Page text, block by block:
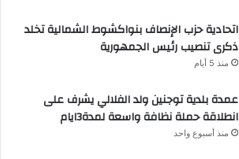
اتحادية حزب الإنصاف بنواكشوط الشمالية تخلد
ذكرى تنصيب رئيس الجمهورية
منذ 5 أيام
عمدة بلدية توجنين ولد الفلالي يشرف على
انطلاقة حملة نظافة واسعة لمدة3ايام
منذ أسبوع واحد